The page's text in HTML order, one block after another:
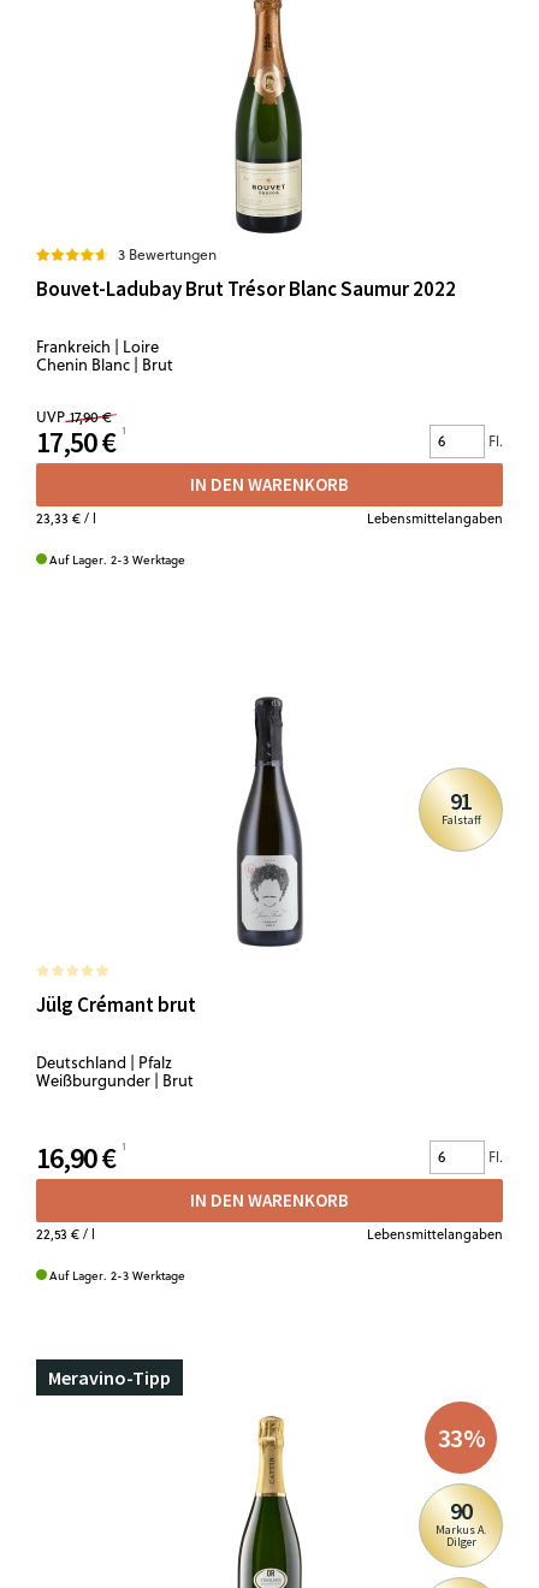
3 Bewertungen
Bouvet-Ladubay Brut Trésor Blanc Saumur 2022
Frankreich | Loire
Chenin Blanc | Brut
UVP 17,90 €
17,50 € Fl.
IN DEN WARENKORB
23,33 €/ l Lebensmittelangaben
Auf Lager. 2-3 Werktage
91
Falstaff
Jülg Crémant brut
Deutschland | Pfalz
Weißburgunder | Brut
16,90 € Fl.
IN DEN WARENKORB
22,53 €/ l Lebensmittelangaben
Auf Lager. 2-3 Werktage
Meravino-Tipp
33%
90
Markus A.
Dilger